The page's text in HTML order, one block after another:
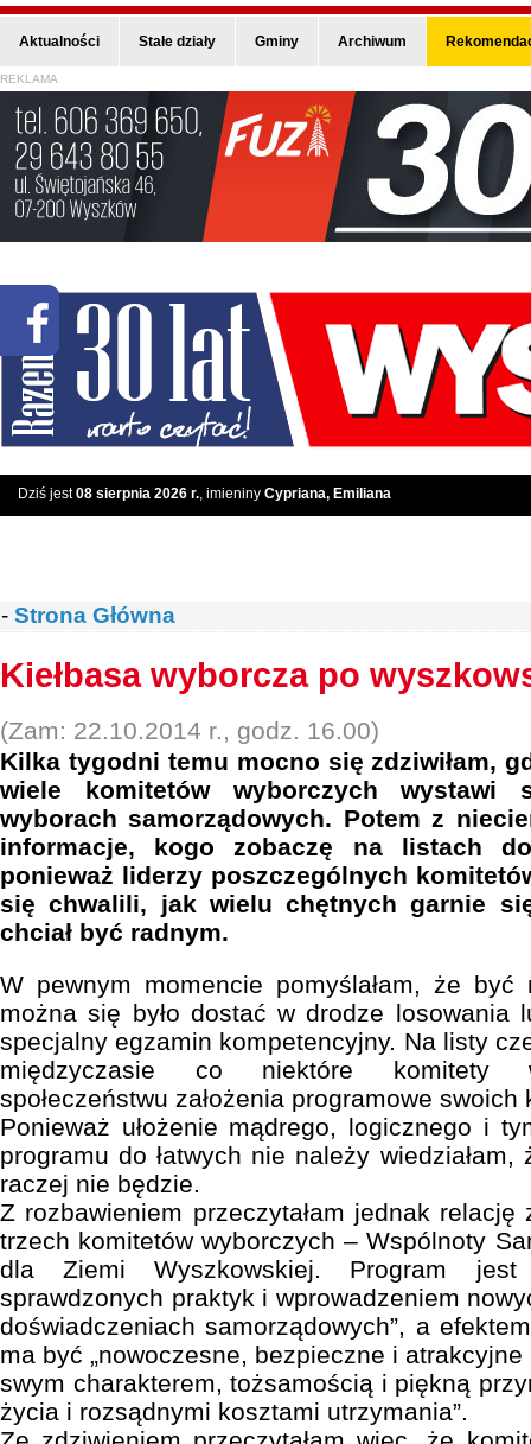
Aktualności Stałe działy Gminy Archiwum
REKLAMA
Dziś jest08 sierpnia 2026 r., imieniny Cypriana, Emiliana
- Strona Główna
Kiełbasa wyborcza po
(Zam: 22.10.2014 r., godz. 16.00)
Kilka tygodni temu mocno się zdziwiłam,
wiele komitetów wyborczych wystawi
wyborach samorządowych. Potem z
informacje, kogo zobaczę na listach
ponieważ liderzy poszczególnych
się chwalili, jak wielu chętnych garnie
chciał być radnym.
W pewnym momencie pomyślałam, że
można się było dostać w drodze losowania
specjalny egzamin kompetencyjny. Na listy
międzyczasie co niektóre komitety
społeczeństwu założenia programowe swoich
Ponieważ ułożenie mądrego, logicznego i
programu do łatwych nie należy
raczej nie będzie.
Z rozbawieniem przeczytałam jednak relację
trzech komitetów wyborczych – Wspólnoty
dla Ziemi Wyszkowskiej. Program jest
sprawdzonych praktyk i wprowadzeniem
doświadczeniach samorządowych”, a
ma być „nowoczesne, bezpieczne i
swym charakterem, tożsamością i piękną
życia i rozsądnymi kosztami utrzymania”.